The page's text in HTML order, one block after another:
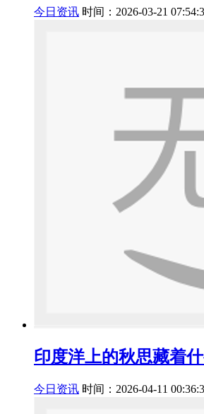
今日资讯 时间：2026-03-21
印度洋上的秋思藏着
今日资讯 时间：2026-04-11